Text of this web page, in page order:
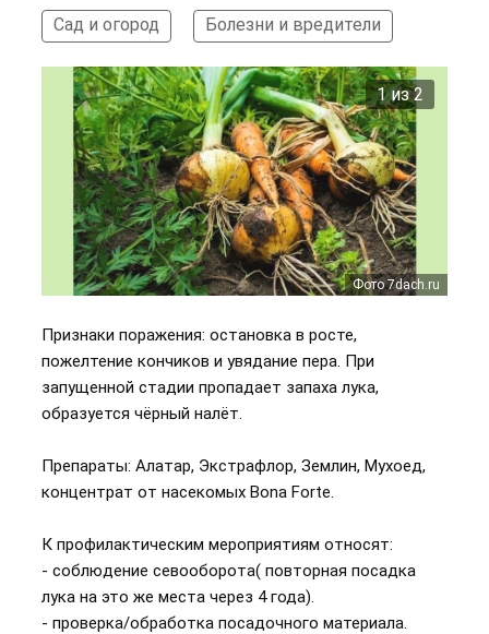
Сад и огород Болезни и вредители
2 из 2
Фото 7dach.ru
Фото 7dach.ru
Признаки поражения: остановка в росте,
пожелтение кончиков и увядание пера. При
запущенной стадии пропадает запаха лука,
образуется чёрный налёт.
Препараты: Алатар, Экстрафлор, Землин, Мухоед,
концентрат от насекомых Bona Forte.
К профилактическим мероприятиям относят:
- соблюдение севооборота( повторная посадка
лука на это же места через 4 года).
- проверка/обработка посадочного материала.